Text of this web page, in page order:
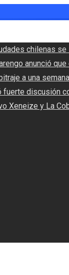
chilenas se
anunció
a una
discusión
Xeneize y La